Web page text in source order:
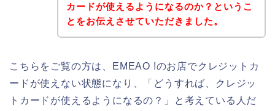
カードが使えるようになるのか？というこ
とをお伝えさせていただきました。
こちらをご覧の方は、EMEAO !のお店でクレジットカ
ードが使えない状態になり、「どうすれば、クレジッ
トカードが使えるようになるの？」と考えている人だ